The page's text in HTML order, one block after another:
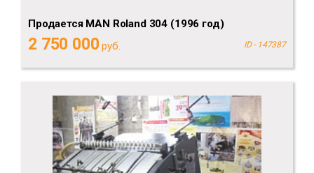
Продается MAN Roland 304 (1996 год)
2 750 000 руб. ID - 147387